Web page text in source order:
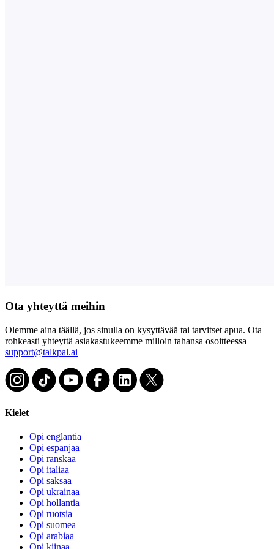
Ota yhteyttä meihin
Olemme aina täällä, jos sinulla on kysyttävää tai tarvitset apua. Ota
rohkeasti yhteyttä asiakastukeemme milloin tahansa osoitteessa
support@talkpal.ai
Kielet
Opi englantia
Opi espanjaa
Opi ranskaa
Opi italiaa
Opi saksaa
Opi ukrainaa
Opi hollantia
Opi ruotsia
Opi suomea
Opi arabiaa